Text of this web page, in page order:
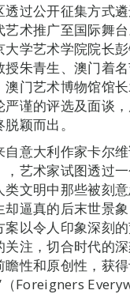
透过公开征集方式
术推广至国际舞
大学艺术学院院长
朱青生、澳门着名
澳门艺术博物馆馆
严谨的评选及面谈
颖而出。
自意大利作家卡尔
，艺术家试图透过
类文明中那些被刻
逼真的后末世景
以令人印象深刻
注，切合时代的
瞻性和原创性，获
（Foreigners